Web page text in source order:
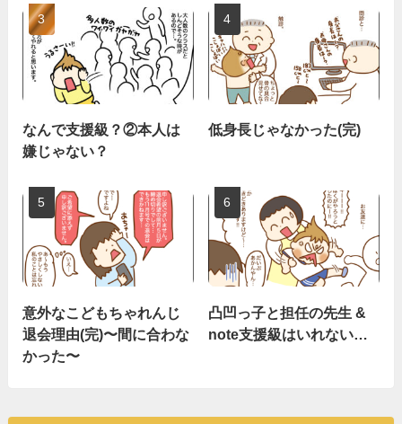
なんで支援級？②本人は
嫌じゃない？
低身長じゃなかった(完)
意外なこどもちゃれんじ
退会理由(完)〜間に合わな
かった〜
凸凹っ子と担任の先生 &
note支援級はいれない…